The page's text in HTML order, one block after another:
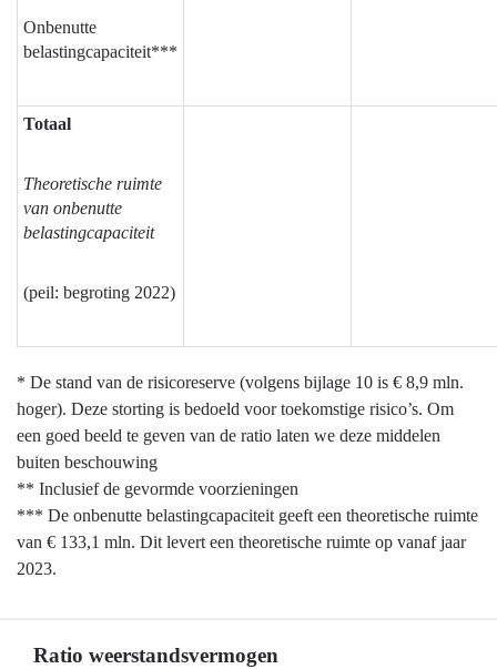
Onbenutte
belastingcapaciteit***
Totaal
Theoretische ruimte
van onbenutte
belastingcapaciteit
(peil: begroting 2022)
* De stand van de risicoreserve (volgens bijlage 10 is € 8,9 mln.
hoger). Deze storting is bedoeld voor toekomstige risico’s. Om
een goed beeld te geven van de ratio laten we deze middelen
buiten beschouwing
** Inclusief de gevormde voorzieningen
*** De onbenutte belastingcapaciteit geeft een theoretische ruimte
van € 133,1 mln. Dit levert een theoretische ruimte op vanaf jaar
2023.
Ratio weerstandsvermogen